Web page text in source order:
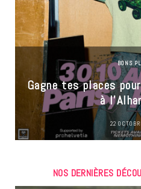
BONS
Gagne tes places
à
22
NOS DERNIÈRES